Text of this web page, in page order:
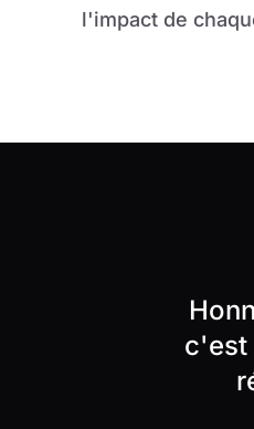
l'impact de
c'est